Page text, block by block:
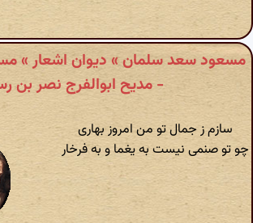
- مدیح ابوالفرج نصر بن
سازم ز جمال تو من امروز بهاری
چو تو صنمی نیست به یغما و به فرخار